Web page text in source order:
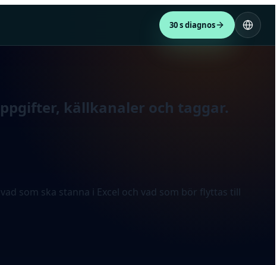
30 s diagnos
källkanaler och taggar.
som ska stanna i Excel och vad som bör flyttas till